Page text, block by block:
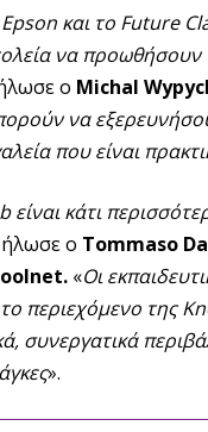
Epson και το Future
να προωθήσουν
ο Michal
να
που είναι
κάτι
ο Tommaso
«Οι
περιεχόμενο της
συνεργατικά
».